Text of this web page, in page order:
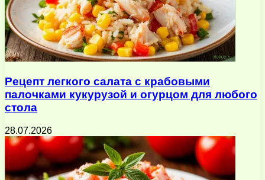
Рецепт легкого салата с крабовыми
палочками кукурузой и огурцом для любого
стола
28.07.2026